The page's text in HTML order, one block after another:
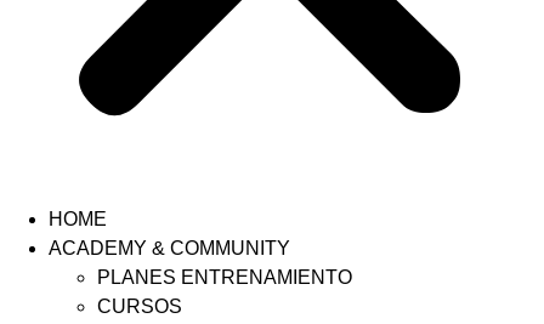
HOME
ACADEMY & COMMUNITY
PLANES ENTRENAMIENTO
CURSOS